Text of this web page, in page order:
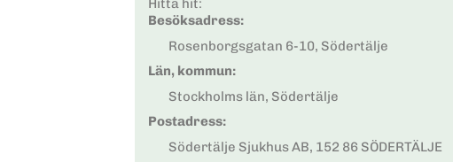
Hitta hit:
Besöksadress:
Rosenborgsgatan 6-10, Södertälje
Län, kommun:
Stockholms län, Södertälje
Postadress:
Södertälje Sjukhus AB, 152 86 SÖDERTÄLJE